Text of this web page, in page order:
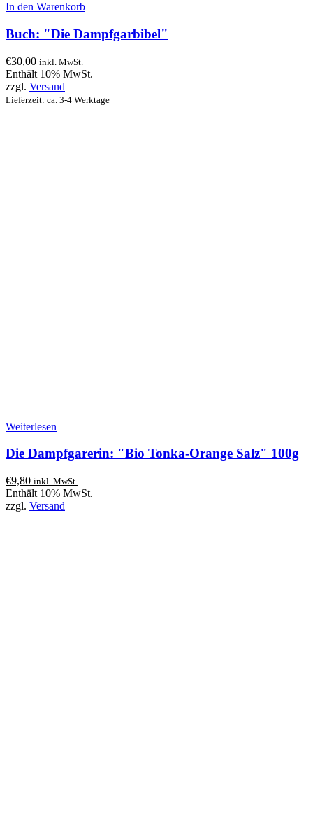
In den Warenkorb
Buch: "Die Dampfgarbibel"
€30,00 inkl. MwSt.
Enthält 10% MwSt.
zzgl. Versand
Lieferzeit: ca. 3-4 Werktage
Weiterlesen
Die Dampfgarerin: "Bio Tonka-Orange Salz" 100g
€9,80 inkl. MwSt.
Enthält 10% MwSt.
zzgl. Versand